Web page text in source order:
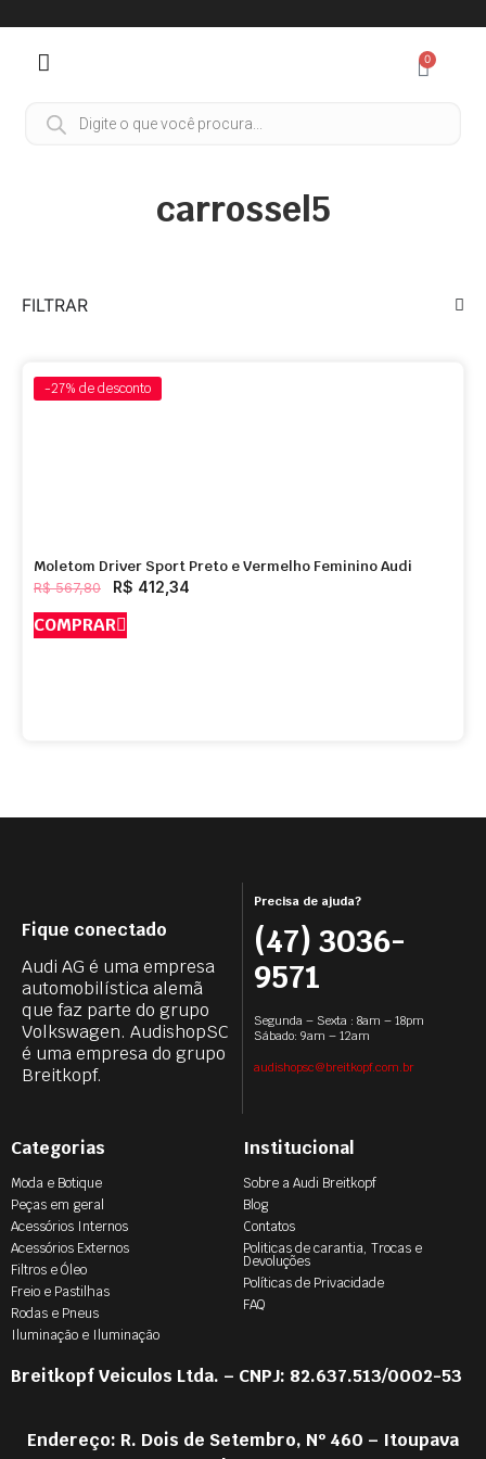
0
carrossel5
FILTRAR
-27% de desconto
Moletom Driver Sport Preto e Vermelho Feminino Audi
R$567,80 R$ 412,34
COMPRAR
Fique conectado
Audi AG é uma empresa
automobilística alemã
que faz parte do grupo
Volkswagen. AudishopSC
é uma empresa do grupo
Breitkopf.
Precisa de ajuda?
(47) 3036-
9571
Segunda – Sexta : 8am – 18pm
Sábado: 9am – 12am
audishopsc@breitkopf.com.br
Categorias
Moda e Botique
Peças em geral
Acessórios Internos
Acessórios Externos
Filtros e Óleo
Freio e Pastilhas
Rodas e Pneus
Iluminação e Iluminação
Institucional
Sobre a Audi Breitkopf
Blog
Contatos
Politicas de carantia, Trocas e
Devoluções
Políticas de Privacidade
FAQ
Breitkopf Veiculos Ltda. – CNPJ: 82.637.513/0002-53
Endereço: R. Dois de Setembro, Nº 460 – Itoupava